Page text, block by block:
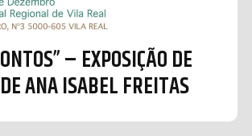
– EXPOSIÇÃO DE
ANA ISABEL FREITAS